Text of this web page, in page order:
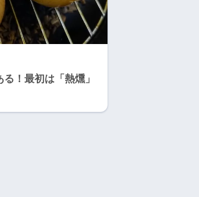
！最初は「熱燻」